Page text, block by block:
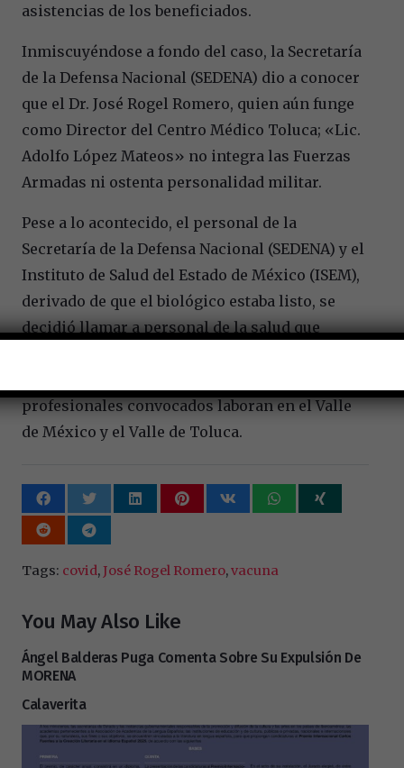
asistencias de los beneficiados.
Inmiscuyéndose a fondo del caso, la Secretaría
de la Defensa Nacional (SEDENA) dio a conocer
que el Dr. José Rogel Romero, quien aún funge
como Director del Centro Médico Toluca; «Lic.
Adolfo López Mateos» no integra las Fuerzas
Armadas ni ostenta personalidad militar.
Pese a lo acontecido, el personal de la
Secretaría de la Defensa Nacional (SEDENA) y el
Instituto de Salud del Estado de México (ISEM),
derivado de que el biológico estaba listo, se
decidió llamar a personal de la salud que
profesionales convocados laboran en el Valle
de México y el Valle de Toluca.
Tags: covid, José Rogel Romero,vacuna
You May Also Like
Ángel Balderas Puga Comenta Sobre Su Expulsión De
MORENA
Calaverita